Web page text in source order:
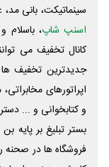
سینماتیکت، بانی مد،
اسنپ شاپ، باسلام و
کانال تخفیف می
جدیدترین تخفیف ها
اپراتورهای
و کتابخوانی و ...
بستر تبلیغ بر پایه
فروشگاه ها در صحنه